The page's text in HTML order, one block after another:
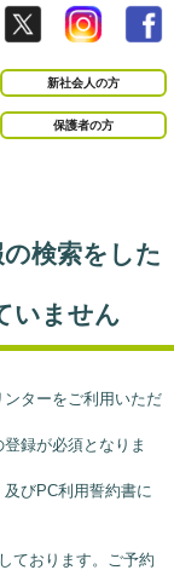
新社会人の方
保護者の方
検索をした
いません
ターをご利用いただ
録が必須となりま
びPC利用誓約書に
ております。ご予約